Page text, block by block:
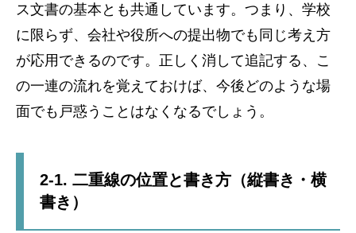
ス文書の基本とも共通しています。つまり、学校
に限らず、会社や役所への提出物でも同じ考え方
が応用できるのです。正しく消して追記する、こ
の一連の流れを覚えておけば、今後どのような場
面でも戸惑うことはなくなるでしょう。
2-1. 二重線の位置と書き方（縦書き・横
書き）